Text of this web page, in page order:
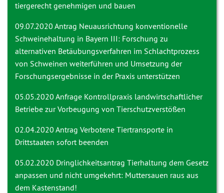
tiergerecht genehmigen und bauen
09.07.2020 Antrag Neuausrichtung konventionelle
Schweinehaltung in Bayern III: Forschung zu
alternativen Betäubungsverfahren im Schlachtprozess
von Schweinen weiterführen und Umsetzung der
Forschungsergebnisse in der Praxis unterstützen
05.05.2020 Anfrage Kontrollpraxis landwirtschaftlicher
Betriebe zur Vorbeugung von Tierschutzverstößen
02.04.2020 Antrag Verbotene Tiertransporte in
Drittstaaten sofort beenden
05.02.2020 Dringlichkeitsantrag Tierhaltung dem Gesetz
anpassen und nicht umgekehrt: Muttersauen raus aus
dem Kastenstand!